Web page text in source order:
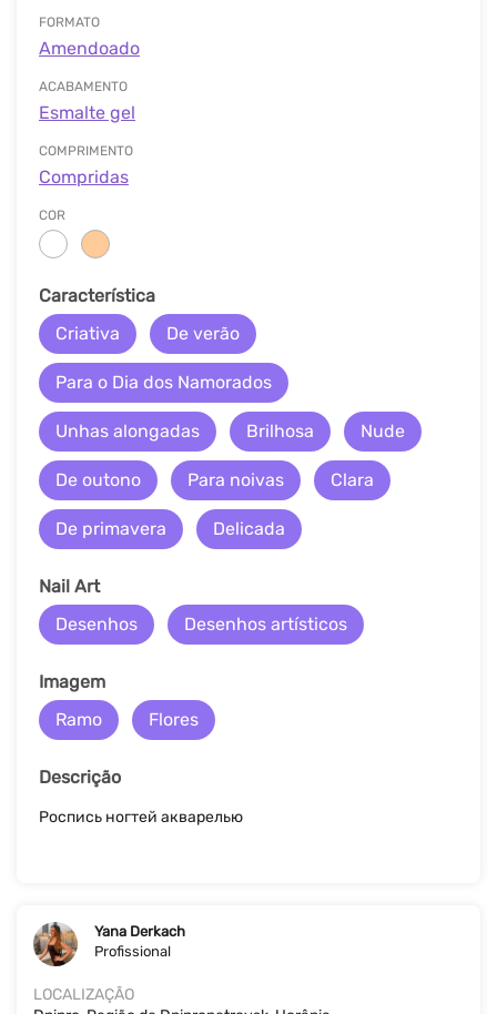
FORMATO
Amendoado
ACABAMENTO
Esmalte gel
COMPRIMENTO
Compridas
COR
Característica
Criativa
De verão
Para o Dia dos Namorados
Unhas alongadas Brilhosa Nude
De outono Para noivas Clara
De primavera Delicada
Nail Art
Desenhos
Desenhos artísticos
Imagem
Ramo
Flores
Descrição
Роспись ногтей акварелью
Yana Derkach
Profissional
LOCALIZAÇÃO